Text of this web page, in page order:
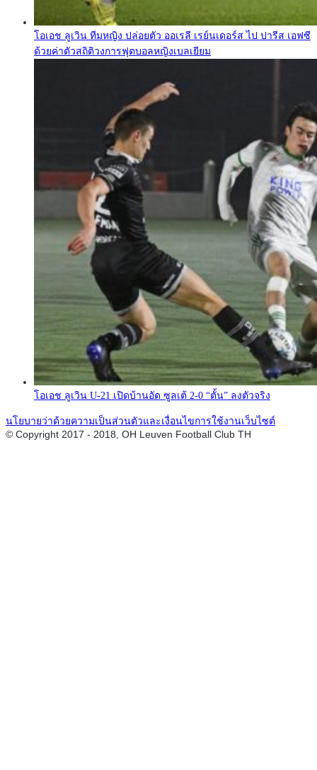
โอเอช ลูเวิน ทีมหญิง ปล่อยตัว ออเรลี เรย์นเดอร์ส ไป ปารีส เอฟซี
ด้วยค่าตัวสถิติวงการฟุตบอลหญิงเบลเยียม
โอเอช ลูเวิน U-21 เปิดบ้านอัด ซูลเต้ 2-0 “ตั้น” ลงตัวจริง
นโยบายว่าด้วยความเป็นส่วนตัวและเงื่อนไขการใช้งานเว็บไซต์
© Copyright 2017 - 2018, OH Leuven Football Club TH